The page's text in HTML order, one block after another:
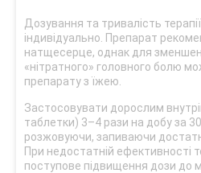
Дозування та тривалість
індивідуально. Препарат
натщесерце, однак для
«нітратного» головного болю
препарату з їжею.
Застосовувати дорослим
таблетки) 3–4 рази на добу за
розжовуючи, запиваючи
При недостатній ефективності
поступове підвищення дози до